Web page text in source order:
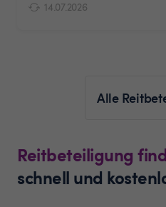
14.07.2026
Alle
Reitbeteiligung
schnell und